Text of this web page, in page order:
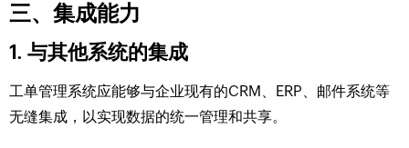
三、集成能力
1. 与其他系统的集成
工单管理系统应能够与企业现有的CRM、ERP、邮件系统等
无缝集成，以实现数据的统一管理和共享。